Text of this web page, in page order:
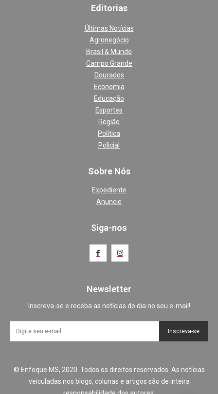
Editorias
Últimas Notícias
Agronegócio
Brasil & Mundo
Campo Grande
Dourados
Economia
Educação
Esportes
Região
Política
Policial
Sobre Nós
Expediente
Anuncie
Siga-nos
Newsletter
Inscreva-se e receba as notícias do dia no seu e-mail!
Inscreva-se
© Enfoque MS, 2020. Todos os direitos reservados. As notícias
veiculadas nos blogs, colunas e artigos são de inteira